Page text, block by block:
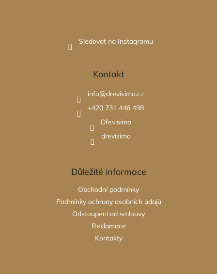
Sledovat na Instagramu
Kontakt
info@drevisimo.cz
+420 731 446 498
Dřevisimo
drevisimo
Důležité informace
Obchodní podmínky
Podmínky ochrany osobních údajů
Odstoupení od smlouvy
Reklamace
Kontakty